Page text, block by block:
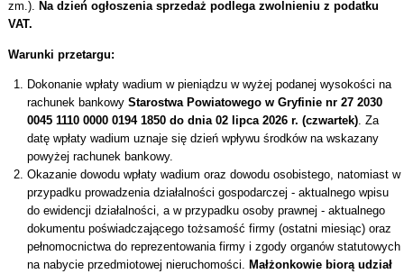
zm.). Na dzień ogłoszenia sprzedaż podlega zwolnieniu z podatku
VAT.
Warunki przetargu:
Dokonanie wpłaty wadium w pieniądzu w wyżej podanej wysokości na
rachunek bankowy Starostwa Powiatowego w Gryfinie nr 27 2030
0045 1110 0000 0194 1850 do dnia 02 lipca 2026 r. (czwartek). Za
datę wpłaty wadium uznaje się dzień wpływu środków na wskazany
powyżej rachunek bankowy.
Okazanie dowodu wpłaty wadium oraz dowodu osobistego, natomiast w
przypadku prowadzenia działalności gospodarczej - aktualnego wpisu
do ewidencji działalności, a w przypadku osoby prawnej - aktualnego
dokumentu poświadczającego tożsamość firmy (ostatni miesiąc) oraz
pełnomocnictwa do reprezentowania firmy i zgody organów statutowych
na nabycie przedmiotowej nieruchomości. Małżonkowie biorą udział